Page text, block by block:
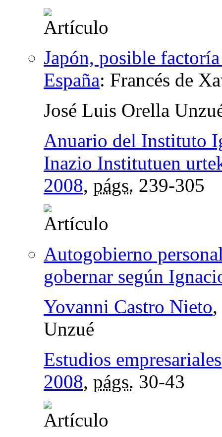
Japón, posible
España: Francés de
José Luis Orella
Anuario del Instituto
Inazio Institutuen
2008, págs. 239-305
Autogobierno
gobernar según
Yovanni Castro Nieto,
Unzué
Estudios empresariales
2008, págs. 30-43